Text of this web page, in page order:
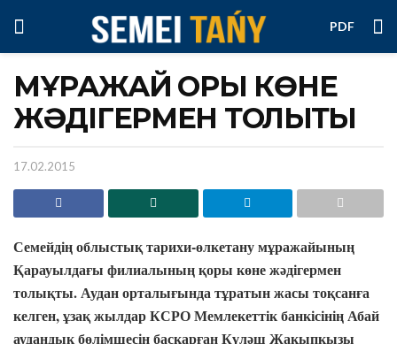
PDF
МҰРАЖАЙ ҚОРЫ КӨНЕ
ЖӘДІГЕРМЕН ТОЛЫҚТЫ
17.02.2015
Семейдің облыстық тарихи-өлкетану мұражайының
Қарауылдағы филиалының қоры көне жәдігермен
толықты. Аудан орталығында тұратын жасы тоқсанға
келген, ұзақ жылдар КСРО Мемлекеттік банкісінің Абай
аудандық бөлімшесін басқарған Күләш Жақыпқызы